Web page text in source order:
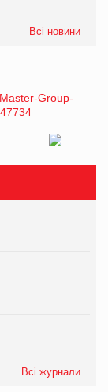
Всі новини
Всі журнали